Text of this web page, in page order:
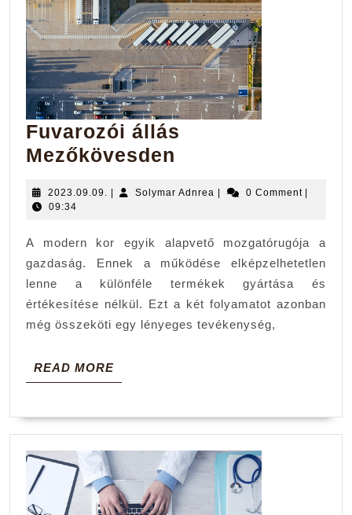
Fuvarozói állás
Mezőkövesden
Mezőkövesden
2023.09.09. 2023.09.09.
Solymar Adnrea Solymar0 Comment
09:34
A modern kor egyik alapvető mozgatórugója a
gazdaság. Ennek a működése elképzelhetetlen
lenne a különféle termékek gyártása és
értékesítése nélkül. Ezt a két folyamatot azonban
még összeköti egy lényeges tevékenység,
READ MOREREAD
MORE